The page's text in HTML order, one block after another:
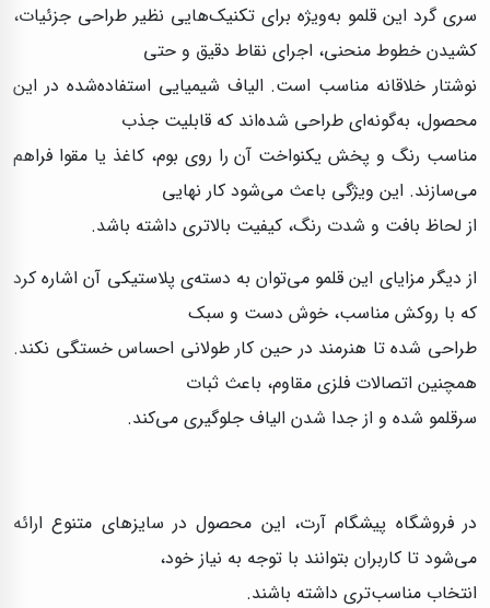
سری گرد این قلمو به‌ویژه برای تکنیک‌هایی نظیر طراحی جزئیات،
کشیدن خطوط منحنی، اجرای نقاط دقیق و حتی
نوشتار خلاقانه مناسب است. الیاف شیمیایی استفاده‌شده در این
محصول، به‌گونه‌ای طراحی شده‌اند که قابلیت جذب
مناسب رنگ و پخش یکنواخت آن را روی بوم، کاغذ یا مقوا فراهم
می‌سازند. این ویژگی باعث می‌شود کار نهایی
از لحاظ بافت و شدت رنگ، کیفیت بالاتری داشته باشد.
از دیگر مزایای این قلمو می‌توان به دسته‌ی پلاستیکی آن اشاره کرد
که با روکش مناسب، خوش دست و سبک
طراحی شده تا هنرمند در حین کار طولانی احساس خستگی نکند.
همچنین اتصالات فلزی مقاوم، باعث ثبات
سرقلمو شده و از جدا شدن الیاف جلوگیری می‌کند.
در فروشگاه پیشگام آرت، این محصول در سایزهای متنوع ارائه
می‌شود تا کاربران بتوانند با توجه به نیاز خود،
انتخاب مناسب‌تری داشته باشند.